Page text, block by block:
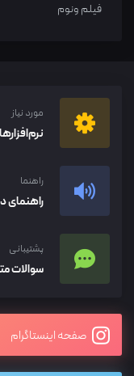
فیلم ونوم
مورد نیاز
راهنما
راهنمای
پشتیبانی
سوالات
صفحه اینستاگرام